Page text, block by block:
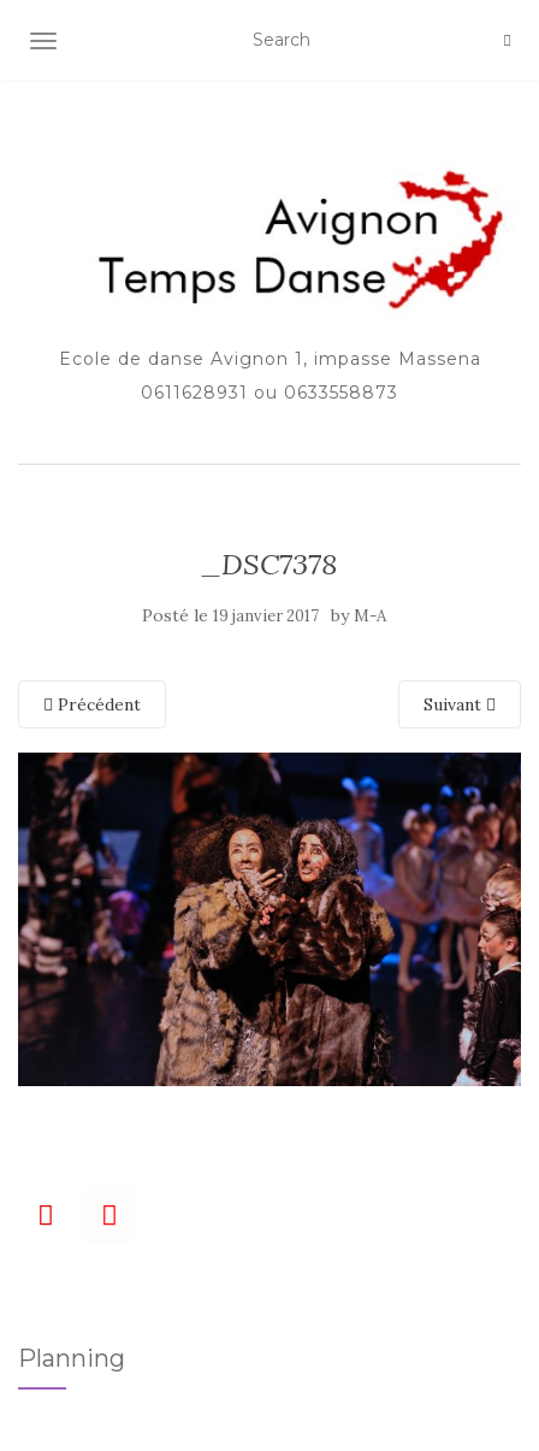
AFFICHER/MASQUER LA NAVIGATION
Ecole de danse Avignon 1, impasse Massena
0611628931 ou 0633558873
_DSC7378
Posté le 19 janvier 2017 by M-A
Précédent Suivant
Planning